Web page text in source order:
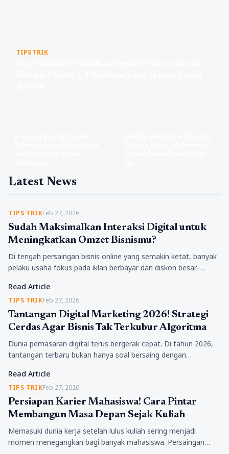
TIPS TRIK
Latest News
TIPS TRIKFeb 27, 2026
Sudah Maksimalkan Interaksi Digital untuk
Meningkatkan Omzet Bisnismu?
Di tengah persaingan bisnis online yang semakin ketat, banyak
pelaku usaha fokus pada iklan berbayar dan diskon besar-
Read Article
TIPS TRIKFeb 27, 2026
Tantangan Digital Marketing 2026! Strategi
Cerdas Agar Bisnis Tak Terkubur Algoritma
Dunia pemasaran digital terus bergerak cepat. Di tahun 2026,
tantangan terbaru bukan hanya soal bersaing dengan
ketika teknologi…
Read Article
TIPS TRIKFeb 27, 2026
Persiapan Karier Mahasiswa! Cara Pintar
Membangun Masa Depan Sejak Kuliah
Memasuki dunia kerja setelah lulus kuliah sering menjadi
momen menegangkan bagi banyak mahasiswa. Persaingan